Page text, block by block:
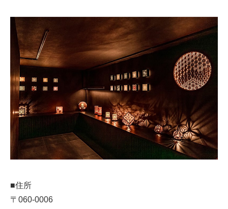
■住所
〒060-0006